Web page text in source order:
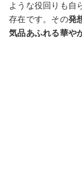
ような役回りも自
存在です。その発
気品あふれる華や